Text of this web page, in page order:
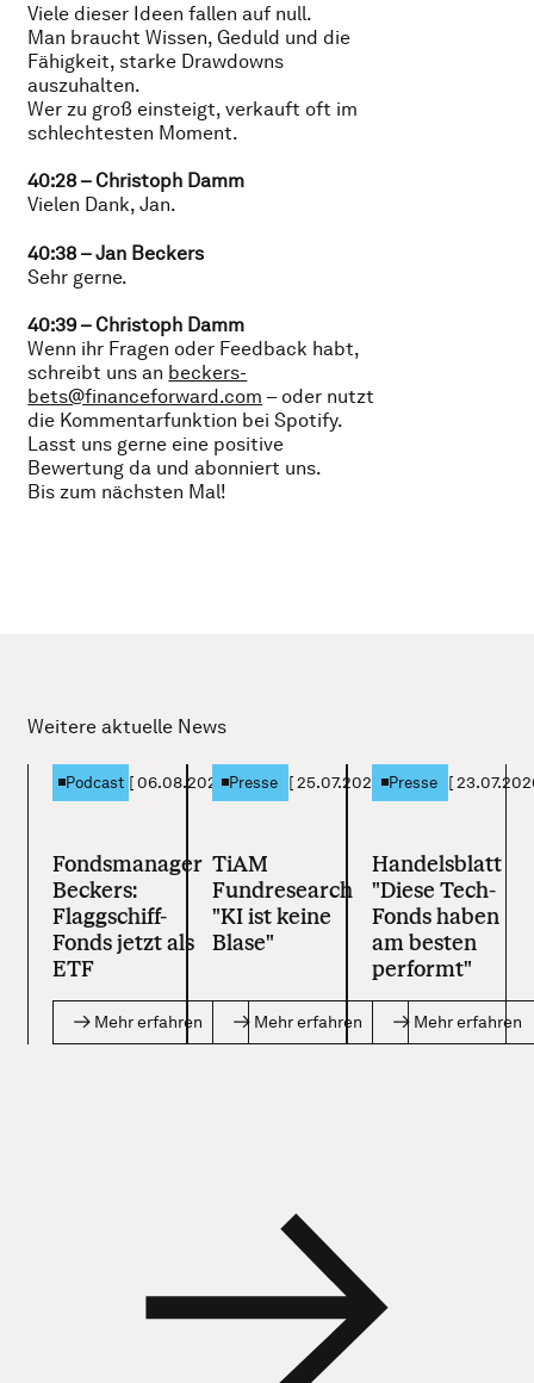
Viele dieser Ideen fallen auf null.
Man braucht Wissen, Geduld und die
Fähigkeit, starke Drawdowns
auszuhalten.
Wer zu groß einsteigt, verkauft oft im
schlechtesten Moment.
40:28 – Christoph Damm
Vielen Dank, Jan.
40:38 – Jan Beckers
Sehr gerne.
40:39 – Christoph Damm
Wenn ihr Fragen oder Feedback habt,
schreibt uns an beckers-
bets@financeforward.com – oder nutzt
die Kommentarfunktion bei Spotify.
Lasst uns gerne eine positive
Bewertung da und abonniert uns.
Bis zum nächsten Mal!
Weitere aktuelle News
Podcast [06.08.2026]
Fondsmanager
Beckers:
Flaggschiff-
Fonds jetzt als
ETF
Mehr erfahren
Presse [25.07.2026 ]
TiAM
Fundresearch
"KI ist keine
Blase"
Mehr erfahren
Presse [
Handelsblatt
"Diese Tech-
Fonds haben
am besten
performt"
Mehr erfahren